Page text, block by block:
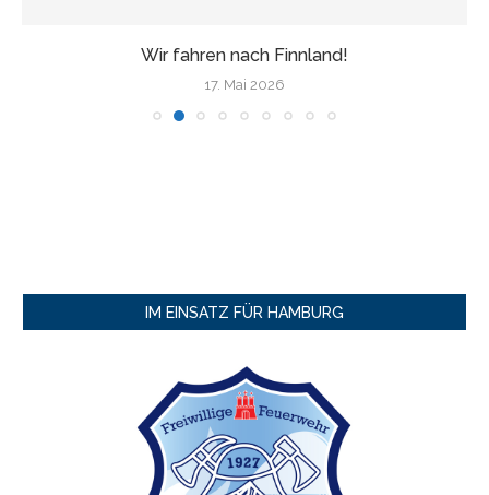
Wir fahren nach Finnland!
17. Mai 2026
IM EINSATZ FÜR HAMBURG